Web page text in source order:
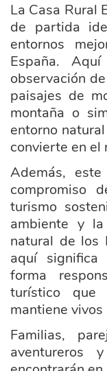
La Casa Rural
de partida
entornos
España.
observación
paisajes de
montaña o
entorno
convierte en el
Además,
compromiso
turismo
ambiente y
natural de los
aquí
forma
turístico que
mantiene
Familias,
aventureros